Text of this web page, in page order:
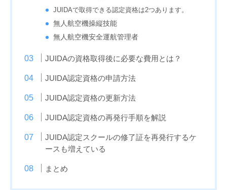
JUIDAで取得できる認定資格は2つあります。
無人航空機操縦技能
無人航空機安全運航管理者
JUIDAの資格取得後に必要な費用とは？
JUIDA認定資格の申請方法
JUIDA認定資格の更新方法
JUIDA認定資格の再発行手順を解説
JUIDA認定スクールの修了証を再発行するケ
ースも増えている
まとめ